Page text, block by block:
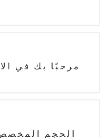
مرحبًا بك في
الحجم